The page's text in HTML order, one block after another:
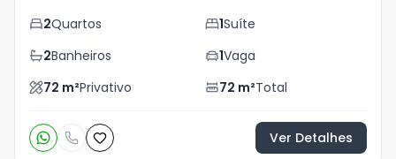
2Quartos 1Suíte
2Banheiros 1Vaga
72 m²Privativo 72 m²Total
Ver Detalhes